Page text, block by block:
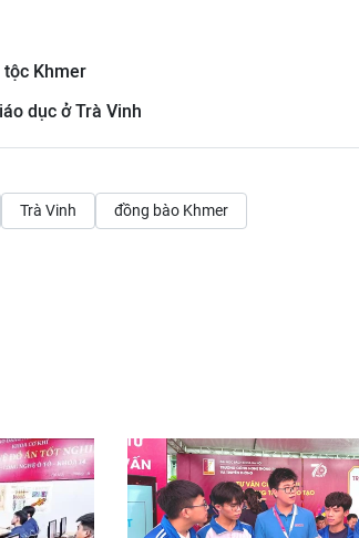
tộc Khmer
dục ở Trà Vinh
Trà Vinh đồng bào Khmer